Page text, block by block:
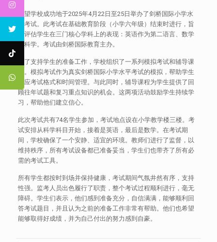
民望学校成功地于2025年4月22日至25日举办了剑桥国际小学水
平考试。此考试在基础教育阶段（小学六年级）结束时进行，旨
在评估学生在三门核心学科上的表现：英语作为第二语言、数学
和科学。考试由剑桥国际教育主办。
为了支持学生的准备工作，学校组织了一系列模拟考试和辅导课
程。模拟考试作为真实剑桥国际小学水平考试的模拟，帮助学生
适应考试格式和时间管理。与此同时，辅导课程为学生提供了回
顾往年试题和复习重点知识的机会。这两项活动鼓励学生持续学
习，帮助他们建立信心。
此次考试共有74名学生参加，考试地点设在小学教学楼三楼。考
试安排从科学科目开始，接着是英语，最后是数学。在考试期
间，学校确保了一个安静、适宜的环境。教师们进行了监督，以
维持秩序，所有考试设备都已准备妥当，学生们也带齐了所有必
需的考试工具。
所有学生都按时到场并保持健康，考试期间气氛井然有序，支持
性强。监考人员出色履行了职责，整个考试过程顺利进行，毫无
障碍。学生们表示，他们感到准备充分，自信满满，能够顺利回
答考试题目，并且认为之前的准备工作非常有帮助。他们也希望
能够取得好成绩，并为自己付出的努力感到自豪。